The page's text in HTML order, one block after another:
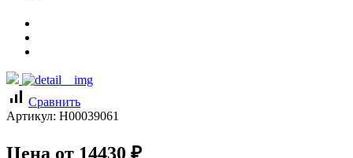
signal_cellular_alt Сравнить
Артикул: Н00039061
Цена от 14430 ₽